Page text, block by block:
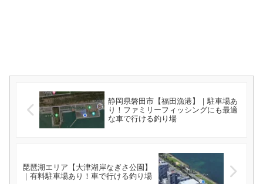
静岡県磐田市【福田漁港】｜駐車場あ
り！ファミリーフィッシングにも最適
な車で行ける釣り場
琵琶湖エリア【大津湖岸なぎさ公園】
｜有料駐車場あり！車で行ける釣り場